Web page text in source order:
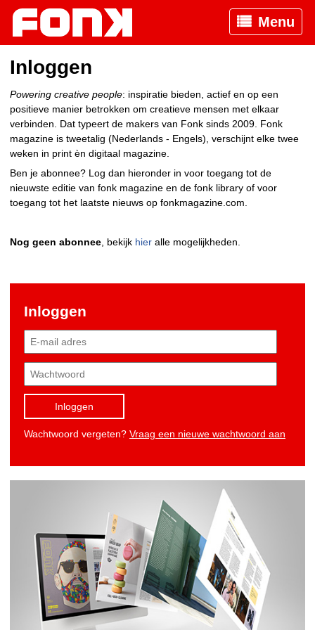
Menu
Inloggen
Powering creative people: inspiratie bieden, actief en op een
positieve manier betrokken om creatieve mensen met elkaar
verbinden. Dat typeert de makers van Fonk sinds 2009. Fonk
magazine is tweetalig (Nederlands - Engels), verschijnt elke twee
weken in print èn digitaal magazine.
Ben je abonnee? Log dan hieronder in voor toegang tot de
nieuwste editie van fonk magazine en de fonk library of voor
toegang tot het laatste nieuws op fonkmagazine.com.
Nog geen abonnee , bekijk hier alle mogelijkheden.
Inloggen
Inloggen
Wachtwoord vergeten? Vraag een nieuwe wachtwoord aan